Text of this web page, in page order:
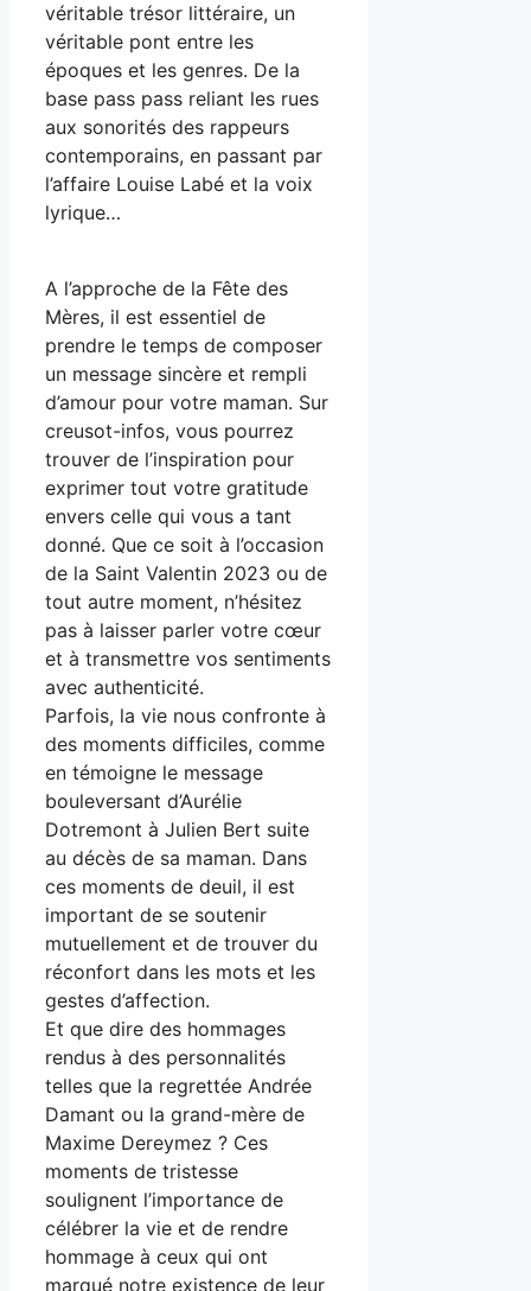
véritable trésor littéraire, un
véritable pont entre les
époques et les genres. De la
base pass pass reliant les rues
aux sonorités des rappeurs
contemporains, en passant par
l’affaire Louise Labé et la voix
lyrique…
A l’approche de la Fête des
Mères, il est essentiel de
prendre le temps de composer
un message sincère et rempli
d’amour pour votre maman. Sur
creusot-infos, vous pourrez
trouver de l’inspiration pour
exprimer tout votre gratitude
envers celle qui vous a tant
donné. Que ce soit à l’occasion
de la Saint Valentin 2023 ou de
tout autre moment, n’hésitez
pas à laisser parler votre cœur
et à transmettre vos sentiments
avec authenticité.
Parfois, la vie nous confronte à
des moments difficiles, comme
en témoigne le message
bouleversant d’Aurélie
Dotremont à Julien Bert suite
au décès de sa maman. Dans
ces moments de deuil, il est
important de se soutenir
mutuellement et de trouver du
réconfort dans les mots et les
gestes d’affection.
Et que dire des hommages
rendus à des personnalités
telles que la regrettée Andrée
Damant ou la grand-mère de
Maxime Dereymez ? Ces
moments de tristesse
soulignent l’importance de
célébrer la vie et de rendre
hommage à ceux qui ont
marqué notre existence de leur